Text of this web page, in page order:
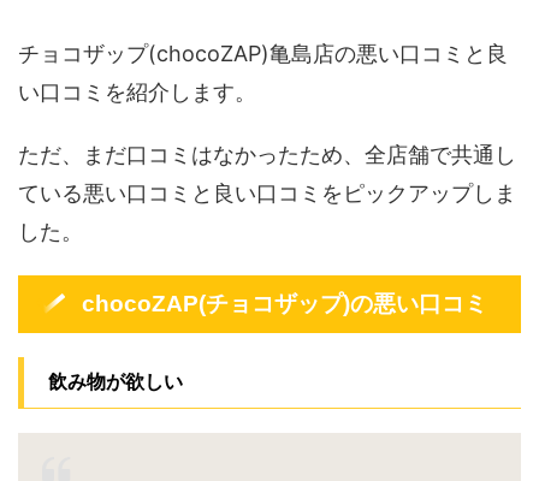
チョコザップ(chocoZAP)亀島店の悪い口コミと良
い口コミを紹介します。
ただ、まだ口コミはなかったため、全店舗で共通し
ている悪い口コミと良い口コミをピックアップしま
した。
chocoZAP(チョコザップ)の悪い口コミ
飲み物が欲しい